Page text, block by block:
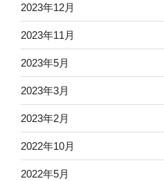
2023年12月
2023年11月
2023年5月
2023年3月
2023年2月
2022年10月
2022年5月